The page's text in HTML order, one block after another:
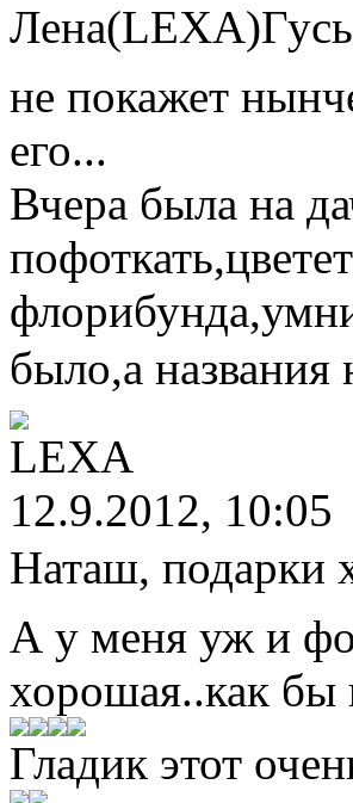
не покажет
его...
Вчера была на
было,а названия
LEXA
12.9.2012, 10:05
Наташ, подарки
А у меня уж и
хорошая..как бы
Гладик этот